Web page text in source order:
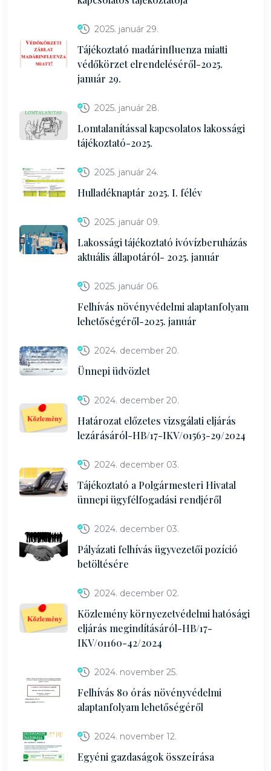
2025. január 29.
Tájékoztató madárinfluenza miatti
védőkörzet elrendeléséről-2025.
január 29.
2025. január 28.
Lomtalanítással kapcsolatos lakossági
tájékoztató-2025.
2025. január 24.
Hulladéknaptár 2025. I. félév
2025. január 09.
Lakossági tájékoztató ivóvízberuházás
aktuális állapotáról- 2025. január
2025. január 06.
Felhívás növényvédelmi alaptanfolyam
lehetőségéről-2025. január
2024. december 20.
Ünnepi üdvözlet
2024. december 20.
Határozat előzetes vizsgálati eljárás
lezárásáról-HB/17-IKV/01563-29/2024
2024. december 03.
Tájékoztató a Polgármesteri Hivatal
ünnepi ügyfélfogadási rendjéről
2024. december 03.
Pályázati felhívás ügyvezetői pozíció
betöltésére
2024. december 02.
Közlemény környezetvédelmi hatósági
eljárás megindításáról-HB/17-
IKV/01160-42/2024
2024. november 25.
Felhívás 80 órás növényvédelmi
alaptanfolyam lehetőségéről
2024. november 12.
Egyéni gazdaságok összeírása